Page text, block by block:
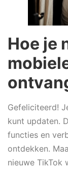
Hoe je
Gefeliciteerd!
kunt updaten.
functies en
ontdekken.
nieuwe TikTok